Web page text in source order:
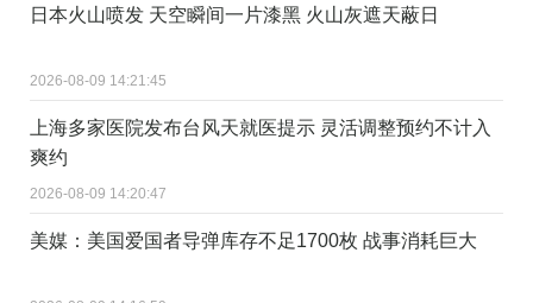
日本火山喷发 天空瞬间一片漆黑 火山灰遮天蔽日
2026-08-09 14:21:45
上海多家医院发布台风天就医提示 灵活调整预约不计入
爽约
2026-08-09 14:20:47
美媒：美国爱国者导弹库存不足1700枚 战事消耗巨大